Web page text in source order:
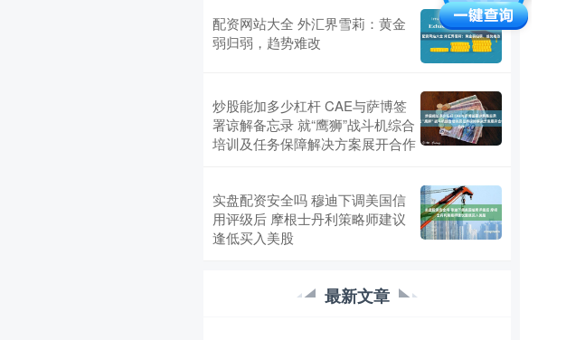
配资网站大全 外汇界雪莉：黄金
弱归弱，趋势难改
炒股能加多少杠杆 CAE与萨博签
署谅解备忘录 就“鹰狮”战斗机综合
培训及任务保障解决方案展开合作
实盘配资安全吗 穆迪下调美国信
用评级后 摩根士丹利策略师建议
逢低买入美股
最新文章